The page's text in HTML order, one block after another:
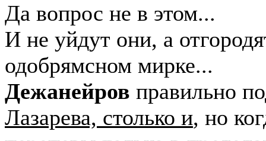
Да вопрос не в этом...
И не уйдут они, а
одобрямсном мирке...
Дежанейров правильно
Лазарева, столько и, но